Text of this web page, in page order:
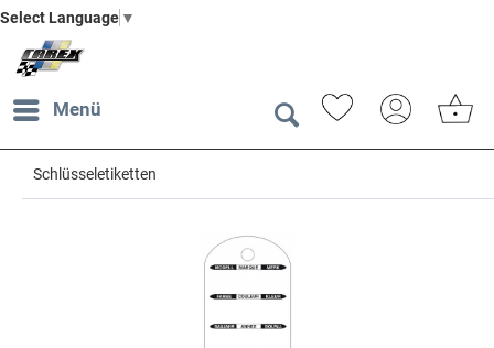
Select Language ▼
Menü
Schlüsseletiketten